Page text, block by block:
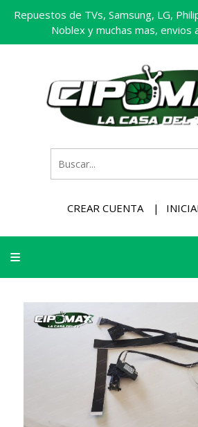
Repuestos de TVs, Samsung, LG,
Noblex y muchas mas, envios
CREAR CUENTA